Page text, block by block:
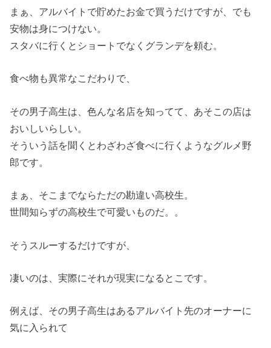
まぁ、アルバイトで貯めたお金で買うだけですが、でも
安物は身につけない。
スタバに行くとショートでなくグランデを頼む。
食べ物も異常なこだわりで、
その男子高生は、色んな名店を知ってて、あそこの店は
おいしいらしい。
そういう話を聞くとわざわざ食べに行くようなグルメ野
郎です。
まぁ、そこまでならただの勘違い高校生。
世間知らずの高校生で可愛いものだ。。
そうスルーするだけですが、
凄いのは、実際にそれが現実になるとこです。
例えば、その男子高生はあるアルバイト先のオーナーに
気に入られて